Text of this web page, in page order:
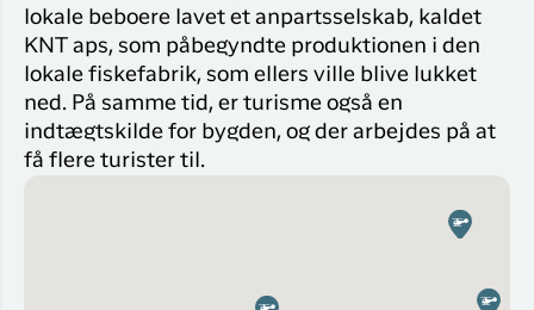
lokale beboere lavet et anpartsselskab, kaldet
KNT aps, som påbegyndte produktionen i den
lokale fiskefabrik, som ellers ville blive lukket
ned. På samme tid, er turisme også en
indtægtskilde for bygden, og der arbejdes på at
få flere turister til.